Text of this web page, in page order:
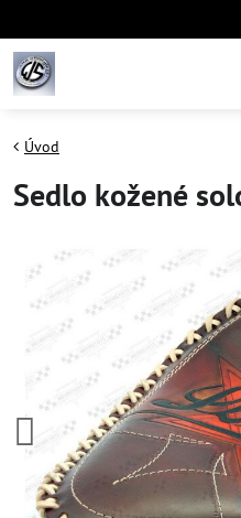
Úvod
Sedlo kožené